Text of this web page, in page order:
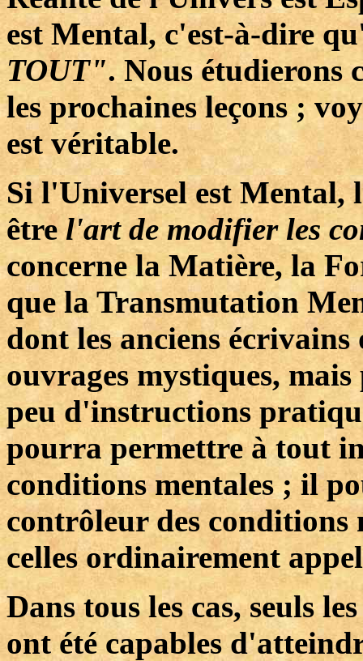
est Mental, c'est-à-dire
TOUT". Nous étudierons
les prochaines leçons ;
est véritable.
Si l'Universel est Mental,
êtrel'art de modifier les
concerne la Matière, la
que la Transmutation
dont les anciens
ouvrages mystiques,
peu d'instructions
pourra permettre à tout
conditions mentales ; il
contrôleur des conditions
celles ordinairement
Dans tous les cas, seuls
ont été capables